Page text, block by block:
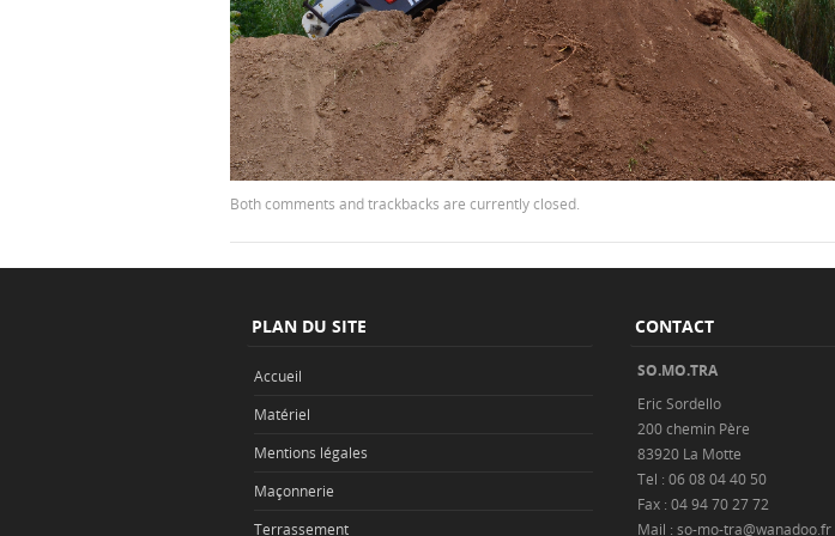
Both comments and trackbacks are currently closed.
PLAN DU SITE
Accueil
Matériel
Mentions légales
Maçonnerie
Terrassement
CONTACT
SO.MO.TRA
Eric Sordello
200 chemin Père
83920 La Motte
Tel : 06 08 04 40 50
Fax : 04 94 70 27 72
Mail : so-mo-tra@wanadoo.fr